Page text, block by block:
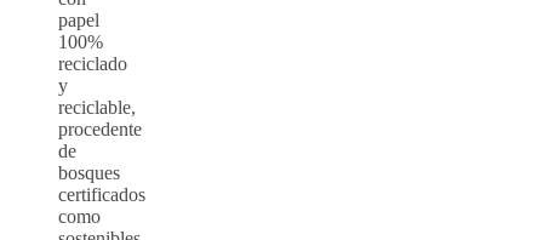
papel
100%
reciclado
y
reciclable,
procedente
de
bosques
certificados
como